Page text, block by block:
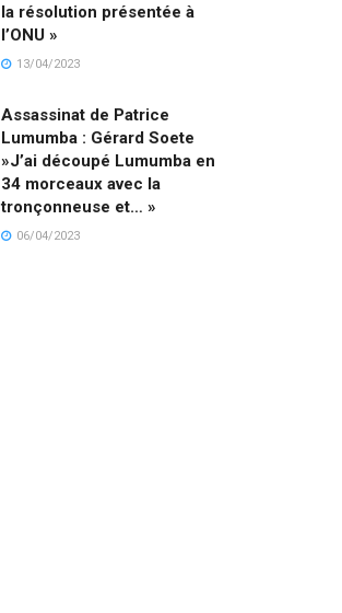
la résolution présentée à
l’ONU »
13/04/2023
Assassinat de Patrice
Lumumba : Gérard Soete
»J’ai découpé Lumumba en
34 morceaux avec la
tronçonneuse et… »
06/04/2023